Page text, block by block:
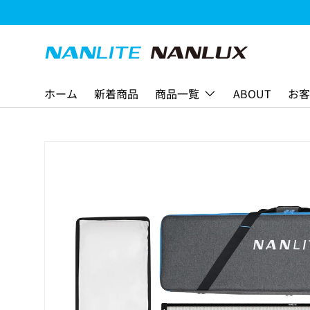
コンテンツへスキップ
ホーム 新着商品 商品一覧 ABOUT お